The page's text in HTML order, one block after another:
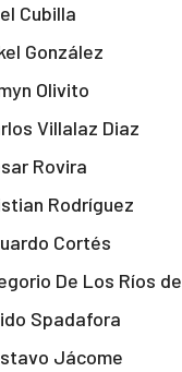
Cubilla
González
Olivito
Villalaz Diaz
Rovira
Rodríguez
Cortés
De Los Ríos
Spadafora
Jácome